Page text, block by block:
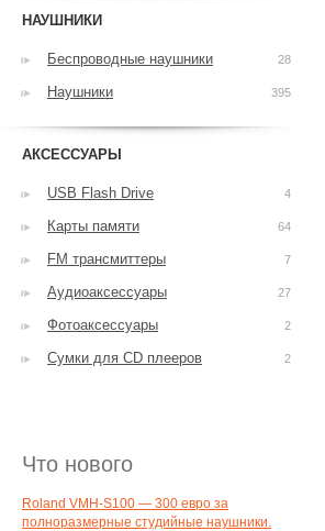
НАУШНИКИ
Беспроводные наушники 28
Наушники 395
АКСЕССУАРЫ
USB Flash Drive 4
Карты памяти 64
FM трансмиттеры 7
Аудиоаксессуары 27
Фотоаксессуары 2
Сумки для CD плееров 2
Что нового
Roland VMH-S100 — 300 евро за
полноразмерные студийные наушники.